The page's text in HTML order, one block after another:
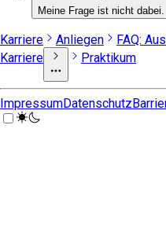
Meine Frage ist nicht dabei.
Karriere Anliegen FAQ:
Karriere
Praktikum
ImpressumDatenschutz